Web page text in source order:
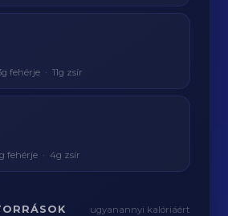
fehérje · 11g zsír
fehérje · 4g zsír
ugyanannyi kalóriáért